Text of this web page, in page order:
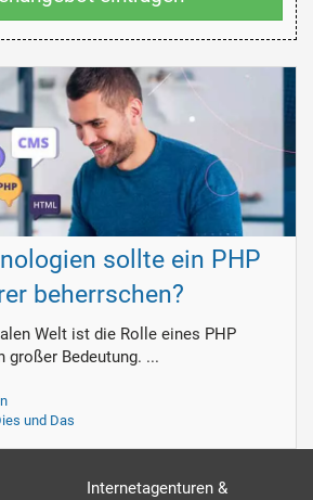
sollte ein PHP
beherrschen?
Welt ist die Rolle eines PHP
großer Bedeutung. ...
und Das
Internetagenturen &